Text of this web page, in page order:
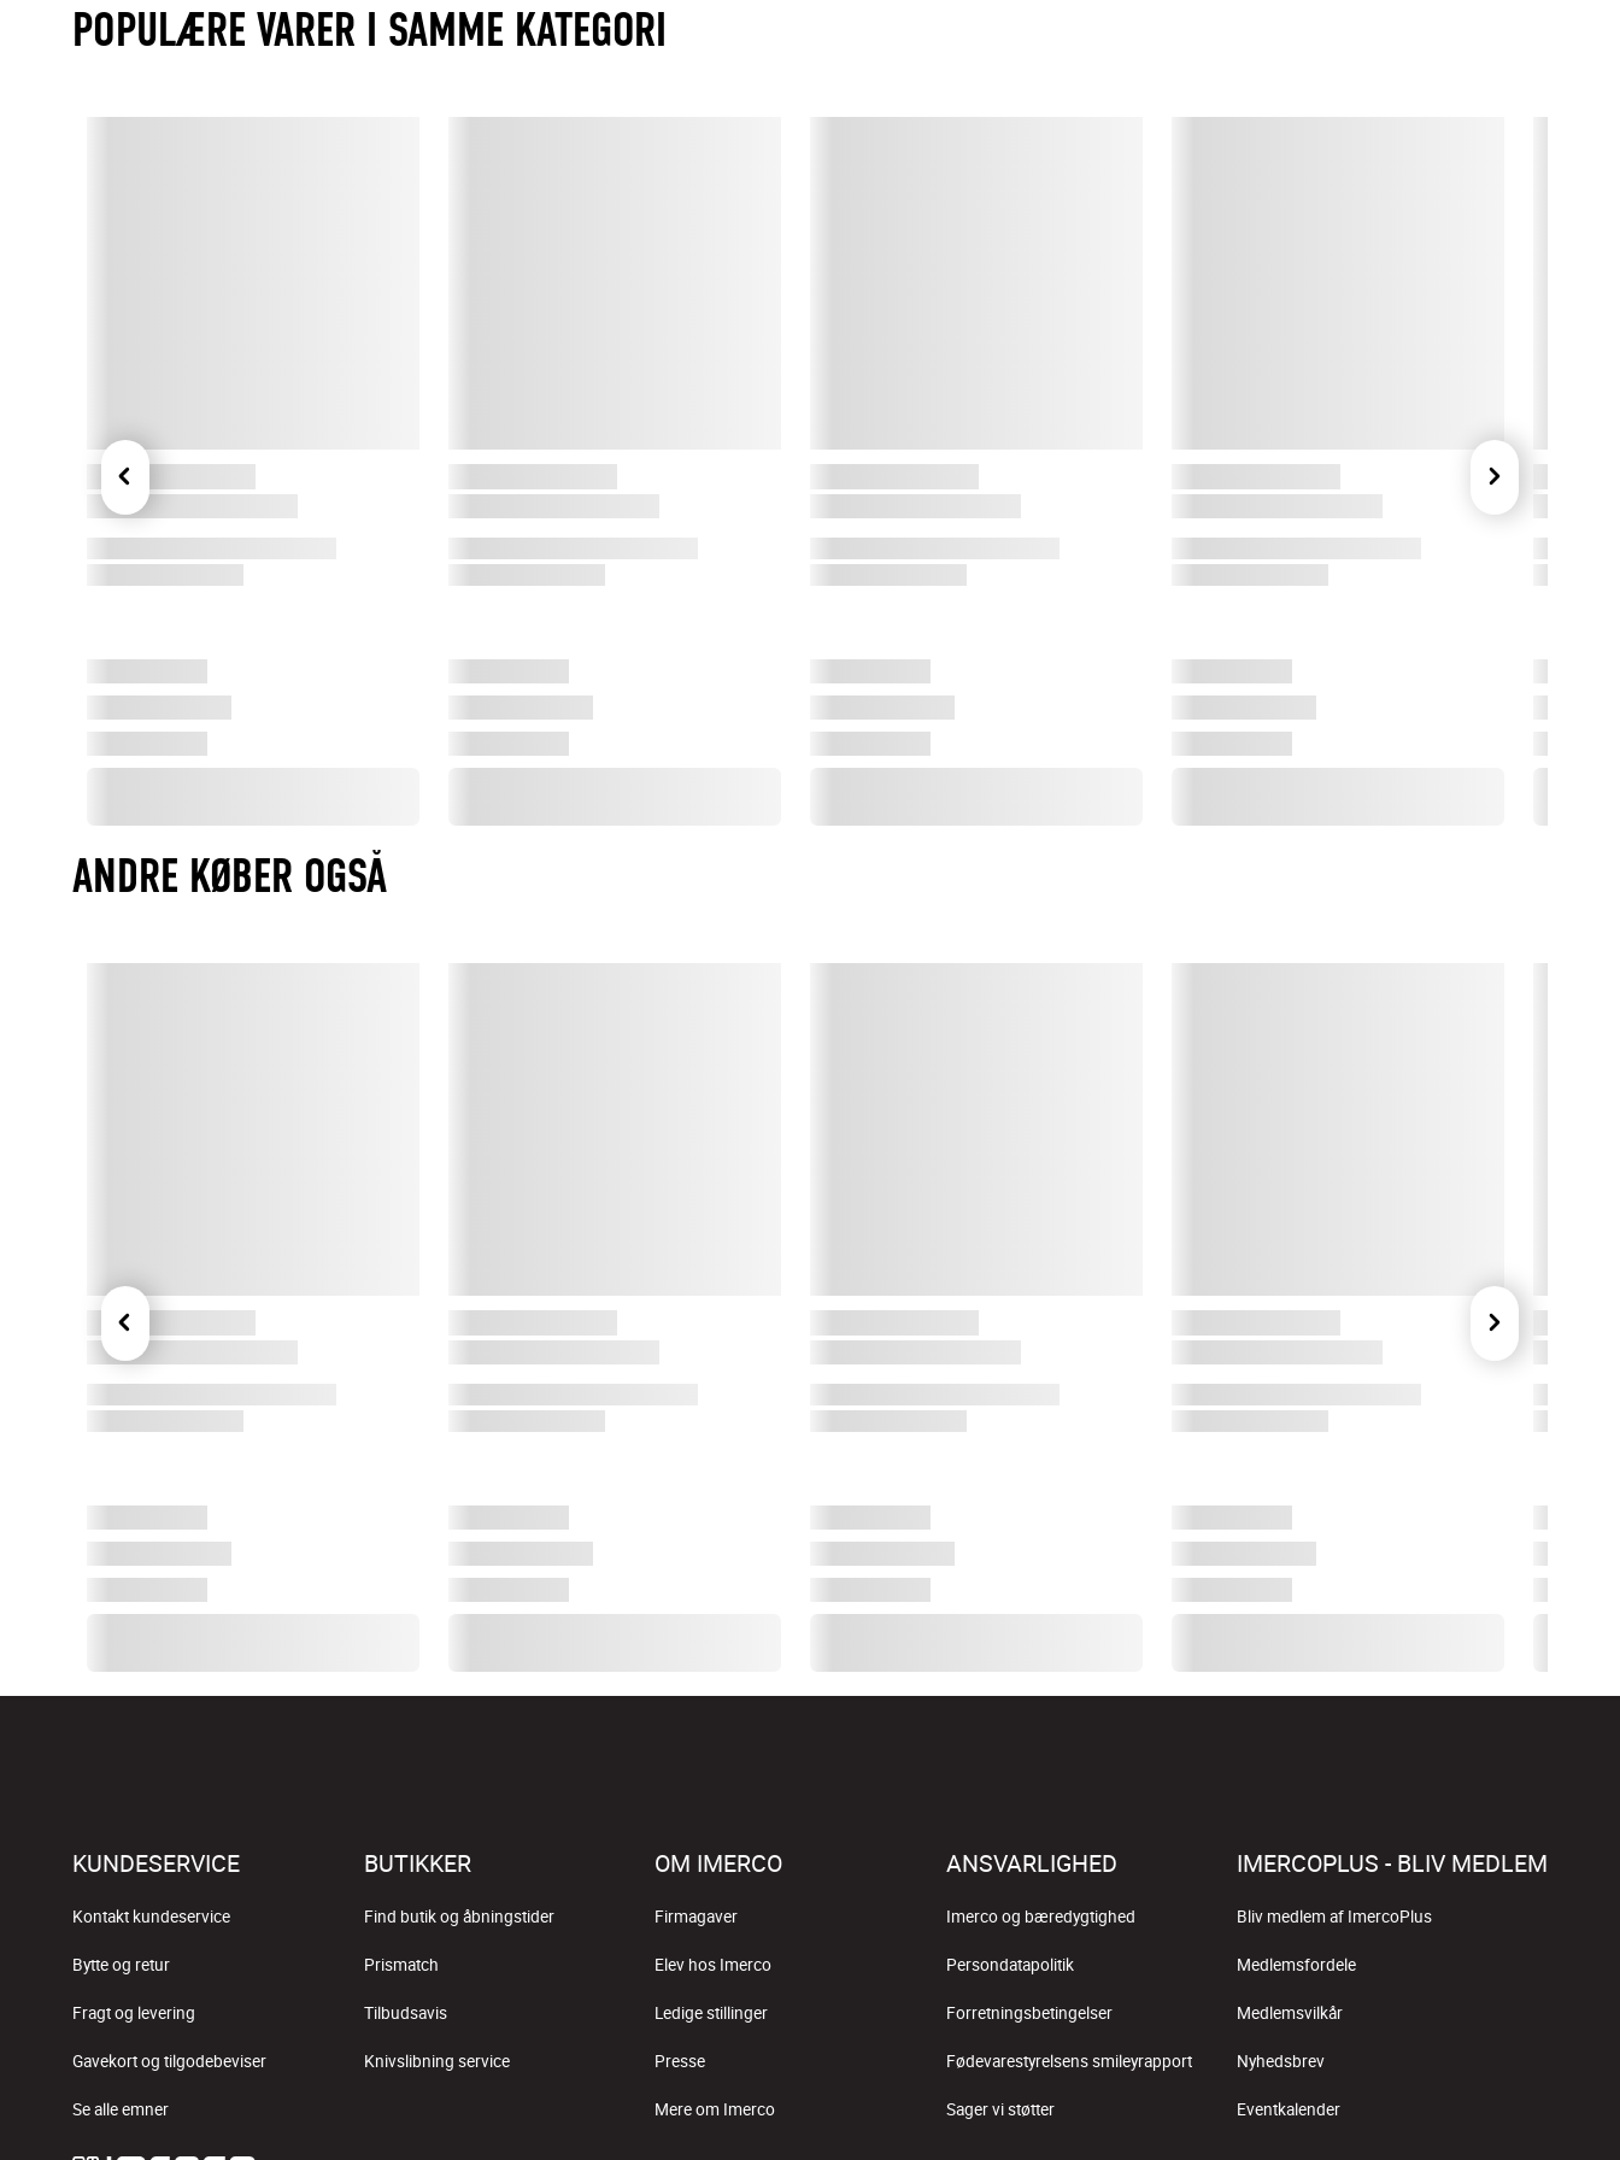
serie af elektriske køkkenredskaber, som hjælper dig med at
POPULÆRE VARER I SAMME KATEGORI
ANDRE KØBER OGSÅ
KUNDESERVICE
Kontakt kundeservice
Bytte og retur
Fragt og levering
Gavekort og tilgodebeviser
Se alle emner
BUTIKKER
Find butik og åbningstider
Prismatch
Tilbudsavis
Knivslibning service
OM IMERCO
Firmagaver
Elev hos Imerco
Ledige stillinger
Presse
Mere om Imerco
ANSVARLIGHED
Imerco og bæredygtighed
Persondatapolitik
Forretningsbetingelser
Fødevarestyrelsens smileyrapport
Sager vi støtter
IMERCOPLUS - BLIV MEDLEM
Bliv medlem af ImercoPlus
Medlemsfordele
Medlemsvilkår
Nyhedsbrev
Eventkalender